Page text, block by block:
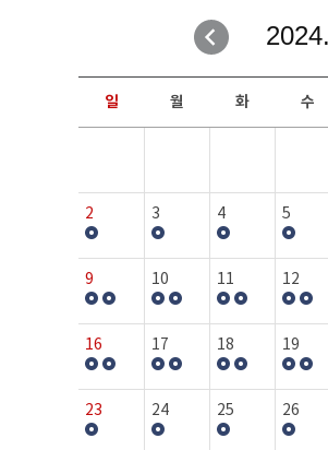
창업지원·교육센터
현장실습/IPP사업단
커뮤니티
일 월 화 수
2 3 4 5
9 10 11 12
16 17 18 19
23 24 25 26